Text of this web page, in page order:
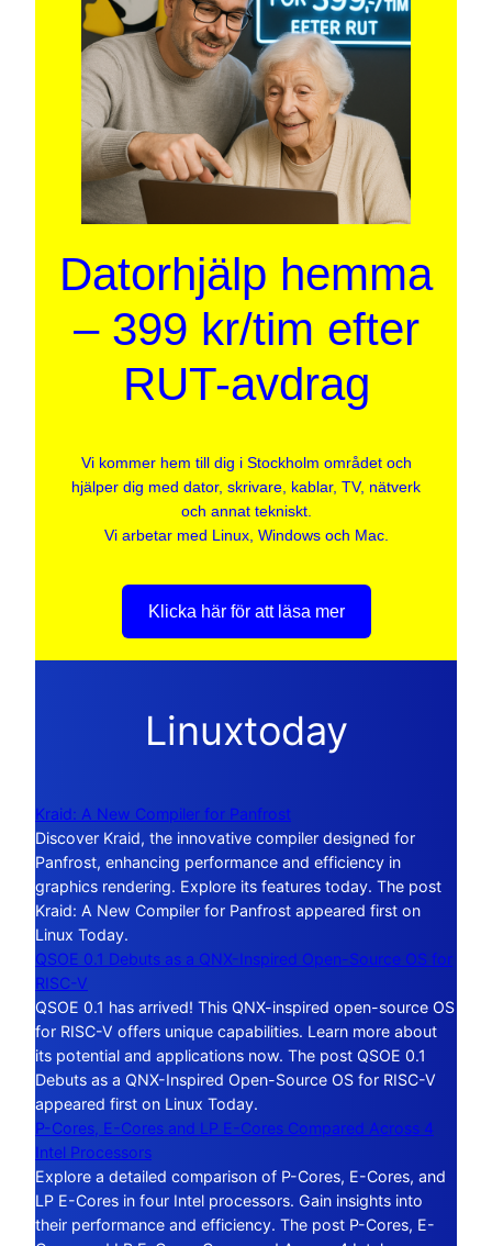
Datorhjälp hemma
– 399 kr/tim efter
RUT-avdrag
Vi kommer hem till dig i Stockholm området och
hjälper dig med dator, skrivare, kablar, TV, nätverk
och annat tekniskt.
Vi arbetar med Linux, Windows och Mac.
Klicka här för att läsa mer
Linuxtoday
Kraid: A New Compiler for Panfrost
Discover Kraid, the innovative compiler designed for
Panfrost, enhancing performance and efficiency in
graphics rendering. Explore its features today. The post
Kraid: A New Compiler for Panfrost appeared first on
Linux Today.
QSOE 0.1 Debuts as a QNX-Inspired Open-Source OS for
RISC-V
QSOE 0.1 has arrived! This QNX-inspired open-source OS
for RISC-V offers unique capabilities. Learn more about
its potential and applications now. The post QSOE 0.1
Debuts as a QNX-Inspired Open-Source OS for RISC-V
appeared first on Linux Today.
P-Cores, E-Cores and LP E-Cores Compared Across 4
Intel Processors
Explore a detailed comparison of P-Cores, E-Cores, and
LP E-Cores in four Intel processors. Gain insights into
their performance and efficiency. The post P-Cores, E-